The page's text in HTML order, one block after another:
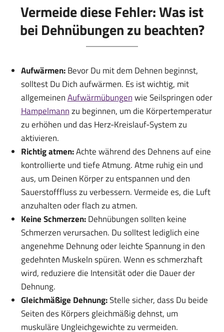
Vermeide diese Fehler: Was ist
bei Dehnübungen zu beachten?
Aufwärmen:Bevor Du mit dem Dehnen beginnst,
solltest Du Dich aufwärmen. Es ist wichtig, mit
allgemeinenAufwärmübungenwie Seilspringen oder
Hampelmannzu beginnen, um die Körpertemperatur
zu erhöhen und das Herz-Kreislauf-System zu
aktivieren.
Richtig atmen:Achte während des Dehnens auf eine
kontrollierte und tiefe Atmung. Atme ruhig ein und
aus, um Deinen Körper zu entspannen und den
Sauerstofffluss zu verbessern. Vermeide es, die Luft
anzuhalten oder flach zu atmen.
Keine Schmerzen:Dehnübungen sollten keine
Schmerzen verursachen. Du solltest lediglich eine
angenehme Dehnung oder leichte Spannung in den
gedehnten Muskeln spüren. Wenn es schmerzhaft
wird, reduziere die Intensität oder die Dauer der
Dehnung.
Gleichmäßige Dehnung:Stelle sicher, dass Du beide
Seiten des Körpers gleichmäßig dehnst, um
muskuläre Ungleichgewichte zu vermeiden.